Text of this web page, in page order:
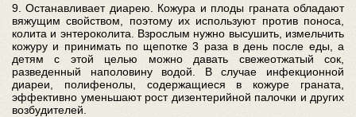
9. Останавливает диарею. Кожура и плоды граната обладают
вяжущим свойством, поэтому их используют против поноса,
колита и энтероколита. Взрослым нужно высушить, измельчить
кожуру и принимать по щепотке 3 раза в день после еды, а
детям с этой целью можно давать свежеотжатый сок,
разведенный наполовину водой. В случае инфекционной
диареи, полифенолы, содержащиеся в кожуре граната,
эффективно уменьшают рост дизентерийной палочки и других
возбудителей.